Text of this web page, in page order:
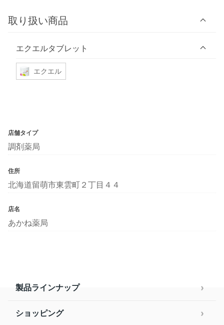
取り扱い商品
エクエルタブレット
エクエル
店舗タイプ
調剤薬局
住所
北海道留萌市東雲町２丁目４４
店名
あかね薬局
製品ラインナップ
ショッピング